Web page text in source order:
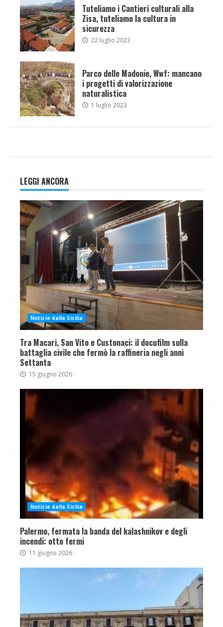
Tuteliamo i Cantieri culturali alla
Zisa, tuteliamo la cultura in
sicurezza
22 luglio 2023
Parco delle Madonie, Wwf: mancano
i progetti di valorizzazione
naturalistica
1 luglio 2023
LEGGI ANCORA
Notizie dalla Sicilia
Tra Macari, San Vito e Custonaci: il docufilm sulla
battaglia civile che fermò la raffineria negli anni
Settanta
15 giugno 2026
Notizie dalla Sicilia
Palermo, fermata la banda del kalashnikov e degli
incendi: otto fermi
11 giugno 2026